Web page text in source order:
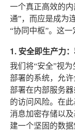
一个真正高效的
通”，而应是成为
“协同中枢”。这
1. 安全即生产力
我们将“安全”视
部署的系统，允
部署在内部服务
的访问风险。在
消息加密存储以
建一个坚固的数